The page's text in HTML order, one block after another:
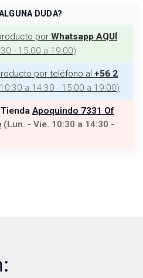
DUDA?
por Whatsapp AQUÍ
- 15:00 a 19:00)
por teléfono al +56 2
a 14:30 - 15:00 a 19:00)
Apoquindo 7331 Of
(Lun. - Vie. 10:30 a 14:30 -